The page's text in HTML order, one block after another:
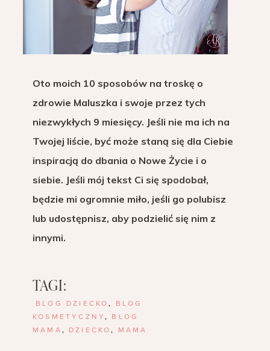
Oto moich 10 sposobów na troskę o
zdrowie Maluszka i swoje przez tych
niezwykłych 9 miesięcy. Jeśli nie ma ich na
Twojej liście, być może staną się dla Ciebie
inspiracją do dbania o Nowe Życie i o
siebie. Jeśli mój tekst Ci się spodobał,
będzie mi ogromnie miło, jeśli go polubisz
lub udostępnisz, aby podzielić się nim z
innymi.
TAGI:
BLOG DZIECKO,
BLOG
KOSMETYCZNY,
BLOG
MAMA , DZIECKO, MAMA